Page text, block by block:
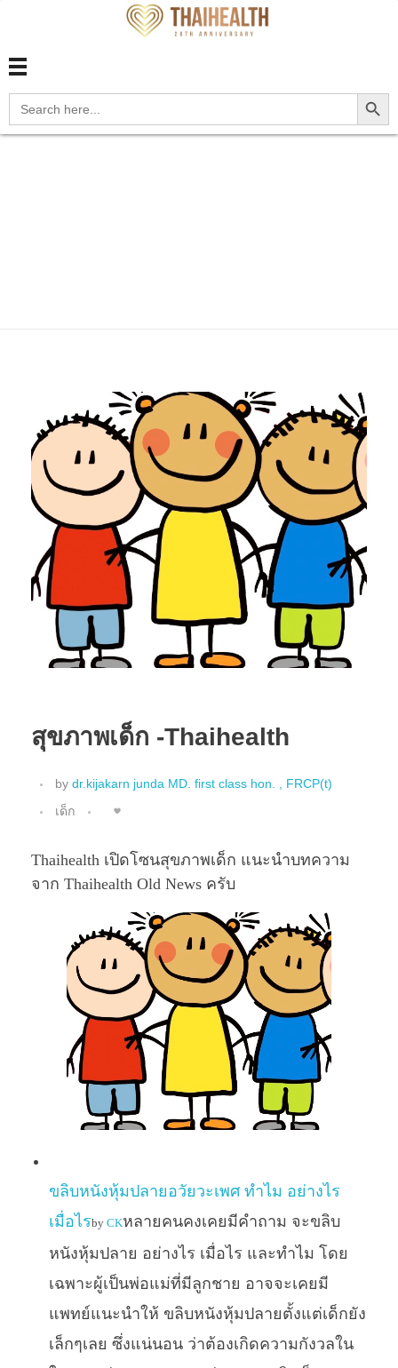
Search
for:
Search Button
สุขภาพเด็ก -Thaihealth
by dr.kijakarn junda MD. first class hon. , FRCP(t)
เด็ก
Thaihealth เปิดโซนสุขภาพเด็ก แนะนำบทความ
จาก Thaihealth Old News ครับ
ขลิบหนังหุ้มปลายอวัยวะเพศ ทำไม อย่างไร
เมื่อไรby CKหลายคนคงเคยมีคำถาม จะขลิบ
หนังหุ้มปลาย อย่างไร เมื่อไร และทำไม โดย
เฉพาะผู้เป็นพ่อแม่ที่มีลูกชาย อาจจะเคยมี
แพทย์แนะนำให้ ขลิบหนังหุ้มปลายตั้งแต่เด็กยัง
เล็กๆเลย ซึ่งแน่นอน ว่าต้องเกิดความกังวลใน